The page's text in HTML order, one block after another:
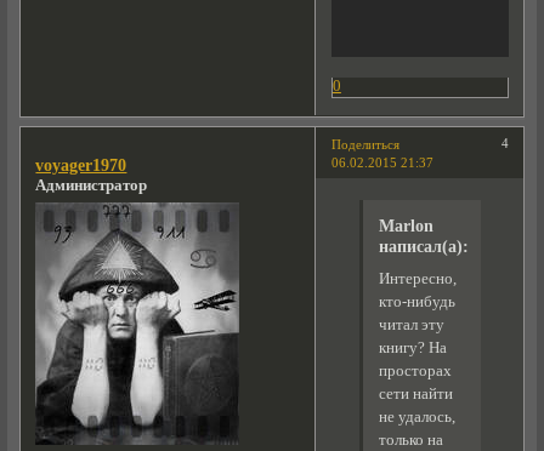
0
Поделиться
4
06.02.2015 21:37
voyager1970
Администратор
Marlon
написал(а):
Интересно,
кто-нибудь
читал эту
книгу? На
просторах
сети найти
не удалось,
только на